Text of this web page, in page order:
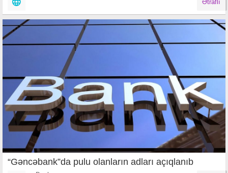
Ətraflı
“Gəncəbank”da pulu olanların adları açıqlanıb